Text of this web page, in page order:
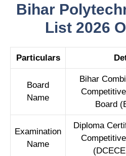
Bihar
List 2026
Particulars
Board
Name
Bihar
Board
Examination
Name
Diploma